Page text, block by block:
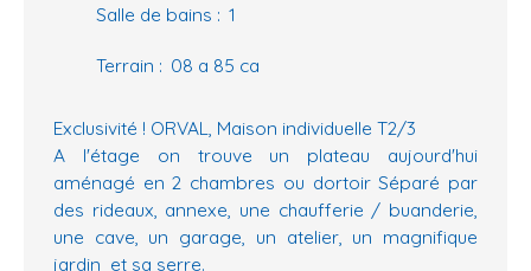
Salle de bains : 1
Terrain : 08 a 85 ca
Exclusivité ! ORVAL, Maison individuelle T2/3
A l'étage on trouve un plateau aujourd'hui
aménagé en 2 chambres ou dortoir Séparé par
des rideaux, annexe, une chaufferie / buanderie,
une cave, un garage, un atelier, un magnifique
jardin et sa serre.